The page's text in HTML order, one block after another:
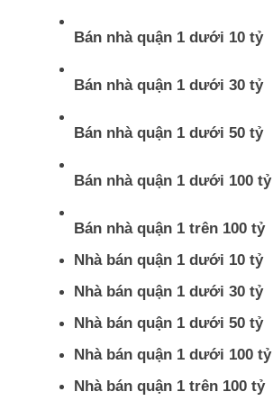
Bán nhà quận 1 dưới 10 tỷ
Bán nhà quận 1 dưới 30 tỷ
Bán nhà quận 1 dưới 50 tỷ
Bán nhà quận 1 dưới 100 tỷ
Bán nhà quận 1 trên 100 tỷ
Nhà bán quận 1 dưới 10 tỷ
Nhà bán quận 1 dưới 30 tỷ
Nhà bán quận 1 dưới 50 tỷ
Nhà bán quận 1 dưới 100 tỷ
Nhà bán quận 1 trên 100 tỷ